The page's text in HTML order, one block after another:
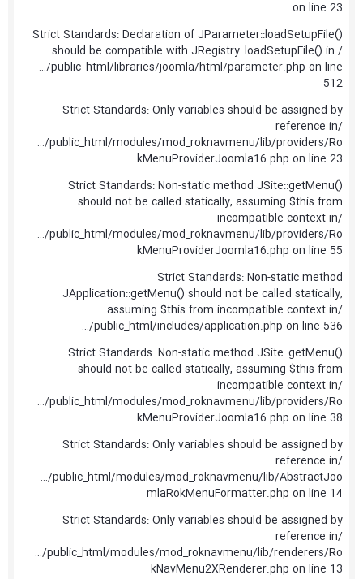
on line 23
Strict Standards: Declaration of JParameter::loadSetupFile()
should be compatible with JRegistry::loadSetupFile() in /
…/public_html/libraries/joomla/html/parameter.php on line
512
Strict Standards: Only variables should be assigned by
reference in/
…/public_html/modules/mod_roknavmenu/lib/providers/Ro
kMenuProviderJoomla16.php on line 23
Strict Standards: Non-static method JSite::getMenu()
should not be called statically, assuming $this from
incompatible context in/
…/public_html/modules/mod_roknavmenu/lib/providers/Ro
kMenuProviderJoomla16.php on line 55
Strict Standards: Non-static method
JApplication::getMenu() should not be called statically,
assuming $this from incompatible context in/
…/public_html/includes/application.php on line 536
Strict Standards: Non-static method JSite::getMenu()
should not be called statically, assuming $this from
incompatible context in/
…/public_html/modules/mod_roknavmenu/lib/providers/Ro
kMenuProviderJoomla16.php on line 38
Strict Standards: Only variables should be assigned by
reference in/
…/public_html/modules/mod_roknavmenu/lib/AbstractJoo
mlaRokMenuFormatter.php on line 14
Strict Standards: Only variables should be assigned by
reference in/
…/public_html/modules/mod_roknavmenu/lib/renderers/Ro
kNavMenu2XRenderer.php on line 13